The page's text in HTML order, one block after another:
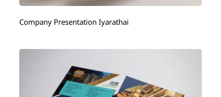
Company Presentation Iyarathai